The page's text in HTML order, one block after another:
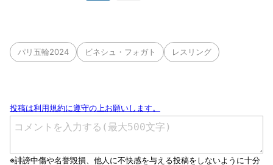
パリ五輪2024 ビネシュ・フォガト レスリング